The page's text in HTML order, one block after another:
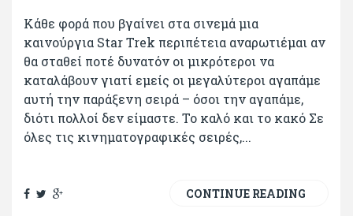
Κάθε φορά που βγαίνει στα σινεμά μια
καινούργια Star Trek περιπέτεια αναρωτιέμαι αν
θα σταθεί ποτέ δυνατόν οι μικρότεροι να
καταλάβουν γιατί εμείς οι μεγαλύτεροι αγαπάμε
αυτή την παράξενη σειρά – όσοι την αγαπάμε,
διότι πολλοί δεν είμαστε. Το καλό και το κακό Σε
όλες τις κινηματογραφικές σειρές,...
CONTINUE READING